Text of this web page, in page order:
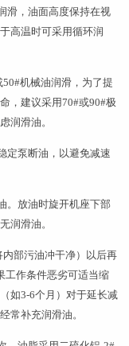
滑，油面高度保持在视
高温时可采用循环润
机械油润滑，为了提
，建议采用70#或90#极
润滑油。
定泵断油，以避免减速
。放油时旋开机座下部
润滑油。
部污油冲干净）以后再
工作条件恶劣可适当缩
如3-6个月）对于延长减
常补充润滑油。